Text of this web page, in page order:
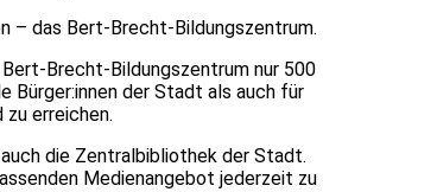
– das Bert-Brecht-Bildungszentrum.
Brecht-Bildungszentrum nur 500
der Stadt als auch für
erreichen.
die Zentralbibliothek der Stadt.
Medienangebot jederzeit zu